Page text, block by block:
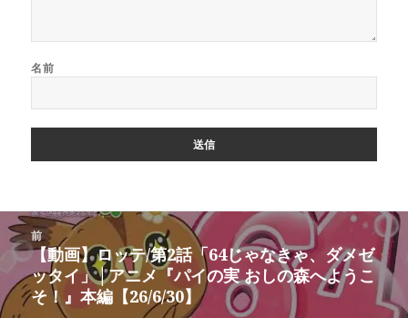
名前
投
稿
ビ
ゲ
前
前
の
投
【動画】ロッテ/第2話「64じゃなきゃ、ダメゼ
ッタイ」│アニメ『パイの実 おしの森へようこ
そ！』本編【26/6/30】